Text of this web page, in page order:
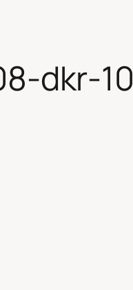
dkr-10